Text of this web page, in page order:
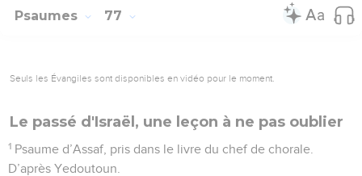
Psaumes 77
Seuls les Évangiles sont disponibles en vidéo pour le moment.
Le passé d'Israël, une leçon à ne pas oublier
1 Psaume d’Assaf, pris dans le livre du chef de chorale.
D’après Yedoutoun.